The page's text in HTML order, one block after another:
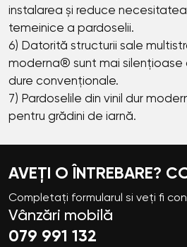
instalarea și reduce
temeinice a pardoselii.
6) Datorită structurii sale
moderna® sunt mai
dure convenționale.
7) Pardoselile din vinil dur
pentru grădini de iarnă.
AVEȚI O ÎNTREBARE?
Completați formularul si veți fi
Vânzări mobilă
079 991 132